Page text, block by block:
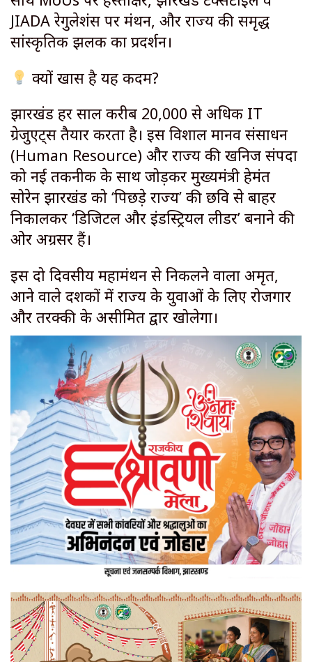
JIADA रेगुलेशंस पर मंथन, और राज्य की समृद्ध
सांस्कृतिक झलक का प्रदर्शन।
क्यों खास है यह कदम?
​झारखंड हर साल करीब 20,000 से अधिक IT
ग्रेजुएट्स तैयार करता है। इस विशाल मानव संसाधन
(Human Resource) और राज्य की खनिज संपदा
को नई तकनीक के साथ जोड़कर मुख्यमंत्री हेमंत
सोरेन झारखंड को ‘पिछड़े राज्य’ की छवि से बाहर
निकालकर ‘डिजिटल और इंडस्ट्रियल लीडर’ बनाने की
ओर अग्रसर हैं।
​इस दो दिवसीय महामंथन से निकलने वाला अमृत,
आने वाले दशकों में राज्य के युवाओं के लिए रोजगार
और तरक्की के असीमित द्वार खोलेगा।